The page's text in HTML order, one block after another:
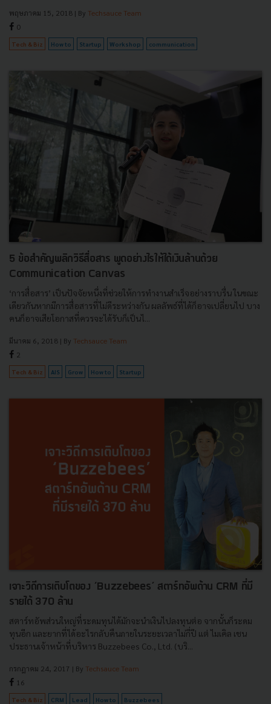
พฤษภาคม 15, 2018 | By Techsauce Team
0
Tech & Biz How to Startup Workshop communication
5 ข้อสำคัญพลิกวิธีสื่อสาร พูดอย่างไรให้ได้เงินล้านด้วย
Communication Canvas
‘การสื่อสาร’ เป็นปัจจัยหนึ่งที่ช่วยให้การทำงานสำเร็จอย่างราบรื่น ในขณะ
เดียวกันหากมีการสื่อสารที่ไม่ดีระหว่างกัน ผลลัพธ์ที่ได้ก็อาจเปลี่ยนไป บาง
คนก็อาจเสียโอกาสที่ควรจะได้รับก็เป็นไ...
มีนาคม 6, 2018 | By Techsauce Team
2
Tech & Biz AIS Grow How to Startup
เจาะวิถีการเติบโตของ ‘Buzzebees’ สตาร์ทอัพด้าน CRM ที่มี
รายได้ 370 ล้าน
สตาร์ทอัพส่วนใหญ่ที่ระดมทุนได้มักจะนำเงินไปลงทุนต่อ จากนั้นก็ระดม
ทุนอีก และยากที่ได้อะไรกลับคืนภายในระยะเวลาไม่กี่ปี แต่ ไมเคิล เชน
ประธานเจ้าหน้าที่บริหาร Buzzebees Co., Ltd. (บริ...
กรกฎาคม 24, 2017 | By Techsauce Team
16
Tech & Biz CRM Lead How to Buzzebees